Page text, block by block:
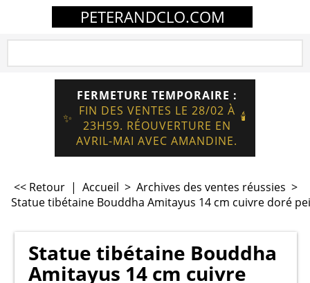
PETERANDCLO.COM
✨
FERMETURE TEMPORAIRE :
FIN DES VENTES LE 28/02 À
23H59. RÉOUVERTURE EN
AVRIL-MAI AVEC AMANDINE.
🕯️
<< Retour | Accueil > Archives des ventes réussies >
Statue tibétaine Bouddha Amitayus 14 cm cuivre doré
Statue tibétaine Bouddha
Amitayus 14 cm cuivre